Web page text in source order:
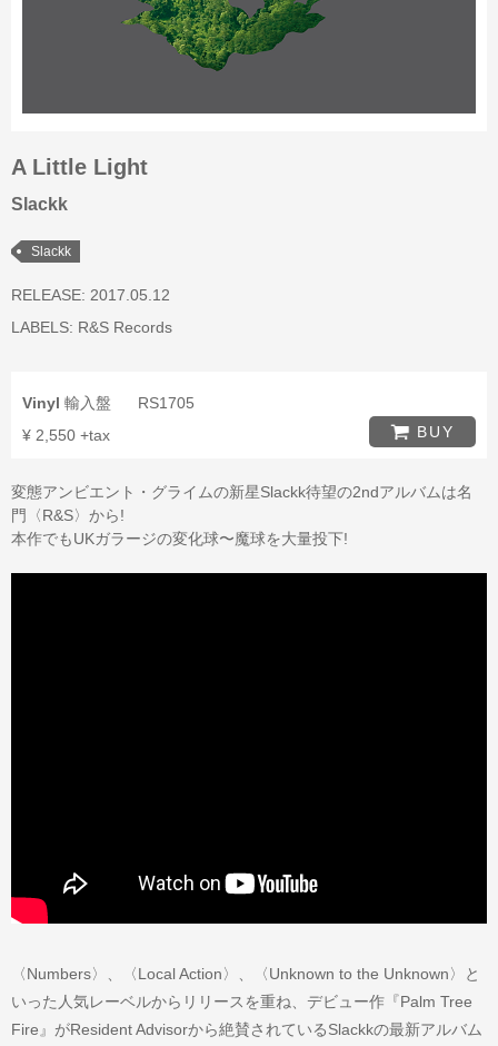
A Little Light
Slackk
Slackk
RELEASE: 2017.05.12
LABELS: R&S Records
Vinyl 輸入盤
RS1705
¥ 2,550 +tax
BUY
変態アンビエント・グライムの新星Slackk待望の2ndアルバムは名
門〈R&S〉から!
本作でもUKガラージの変化球〜魔球を大量投下!
〈Numbers〉、〈Local Action〉、〈Unknown to the Unknown〉と
いった人気レーベルからリリースを重ね、デビュー作『Palm Tree
Fire』がResident Advisorから絶賛されているSlackkの最新アルバム